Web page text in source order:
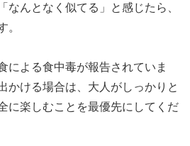
なんとなく似てる」と感じたら、
。
による食中毒が報告されていま
かける場合は、大人がしっかりと
に楽しむことを最優先にしてくだ